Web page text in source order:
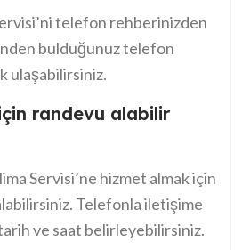
sağlayabilir ve yaz
Unutmayın, sağlıklı
bakım şarttır.
telefon rehberinizden
bulduğunuz telefon
ulaşabilirsiniz.
randevu alabilir
Servisi’ne hizmet almak için
Telefonla iletişime
ve saat belirleyebilirsiniz.